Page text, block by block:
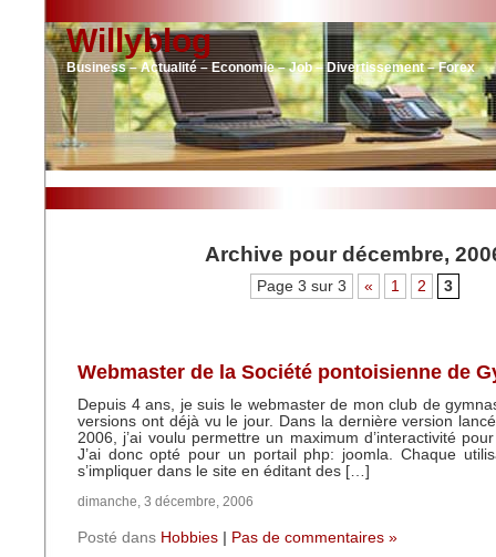
Willyblog
Business – Actualité – Economie – Job – Divertissement – Forex
Archive pour décembre,
Page 3 sur 3 « 1 2 3
Webmaster de la Société pontoisienne de
Depuis 4 ans, je suis le webmaster de mon club de
versions ont déjà vu le jour. Dans la dernière version
2006, j’ai voulu permettre un maximum d’interactivité
J’ai donc opté pour un portail php: joomla. Chaque
s’impliquer dans le site en éditant des […]
dimanche, 3 décembre, 2006
Posté dans Hobbies Pas de commentaires »